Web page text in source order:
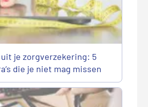
uit je zorgverzekering: 5
die je niet mag missen